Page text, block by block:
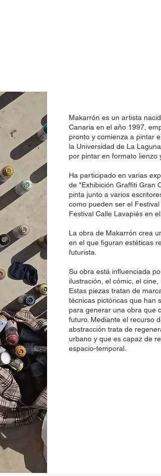
Makarrón es un artista
Canaria en el año 1997,
pronto y comienza a pintar
la Universidad de La
por pintar en formato lienzo
Ha participado en varias
de "Exhibición Graffiti Gran
pinta junto a varios
como pueden ser el
Festival Calle Lavapiés en
La obra de Makarrón crea
en el que figuran estéticas
futurista.
Su obra está influenciada
ilustración, el cómic, el
Estas piezas tratan de
técnicas pictóricas que han
para generar una obra que
futuro. Mediante el recurso
abstracción trata de
urbano y que es capaz de
espacio-temporal.